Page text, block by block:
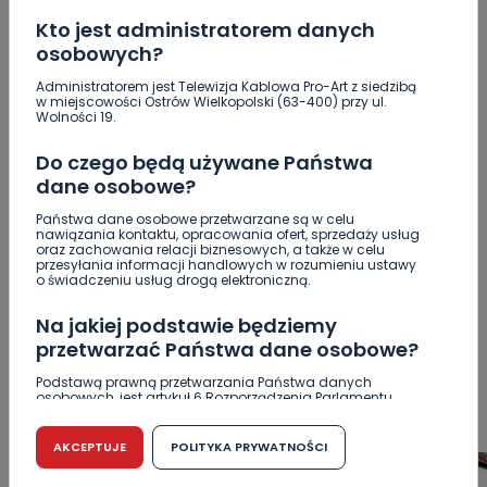
Kto jest administratorem danych
osobowych?
Administratorem jest Telewizja Kablowa Pro-Art z siedzibą
w miejscowości Ostrów Wielkopolski (63-400) przy ul.
Wolności 19.
Do czego będą używane Państwa
dane osobowe?
Państwa dane osobowe przetwarzane są w celu
nawiązania kontaktu, opracowania ofert, sprzedaży usług
oraz zachowania relacji biznesowych, a także w celu
przesyłania informacji handlowych w rozumieniu ustawy
o świadczeniu usług drogą elektroniczną.
Na jakiej podstawie będziemy
przetwarzać Państwa dane osobowe?
Podstawą prawną przetwarzania Państwa danych
osobowych, jest artykuł 6 Rozporządzenia Parlamentu
r. w sprawie ochrony osób fizycznych w związku z
przetwarzaniem danych osobowych w sprawie
swobodnego przepływu takich danych oraz uchylenia
dyrektywy 95/46/WE (RODO).
AKCEPTUJE POLITYKA PRYWATNOŚCI
POPULARNE
WSZYSTKIE BEZPIECZEŃSTWO
CIEKAWOSTKI
EDUKACJA
GOSPODARKA I FINANSE
KORONAWIRUS
KULTURA I ROZRYWKA
SYGNALE
OPINIE POLITYKA RELIGIA
SAMORZĄD
ŚRODOWISKO
WYWIADY
ZDROWIE